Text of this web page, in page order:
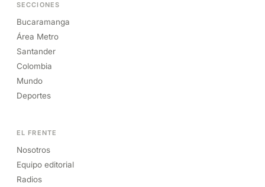
SECCIONES
Bucaramanga
Área Metro
Santander
Colombia
Mundo
Deportes
EL FRENTE
Nosotros
Equipo editorial
Radios